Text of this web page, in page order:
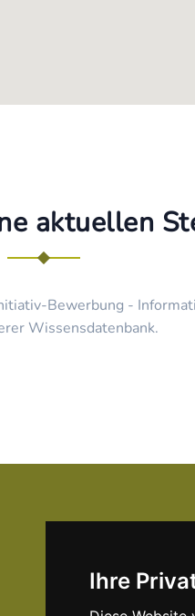
Ihre
aktuellen
Bewerbung -
Wissensdatenbank.
Stellenanzeige
Unsere